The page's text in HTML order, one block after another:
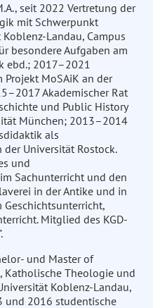
seit 2022 Vertretung der
mit Schwerpunkt
Landau, Campus
besondere Aufgaben am
ebd.; 2017–2021
MoSAiK an der
Akademischer Rat
und Public History
München; 2013–2014
als
Universität Rostock.
und
Sachunterricht und den
in der Antike und in
Mitglied des KGD-
und Master of
Katholische Theologie und
Koblenz-Landau,
und 2016 studentische